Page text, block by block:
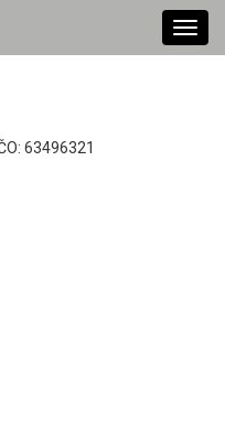
63496321